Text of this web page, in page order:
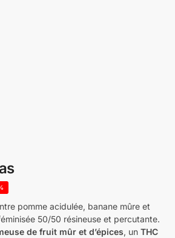
pomme acidulée, banane mûre et
50/50 résineuse et percutante.
de fruit mûr et d’épices, un THC